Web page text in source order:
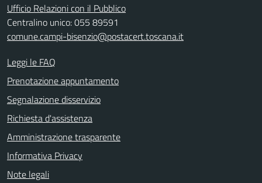
Ufficio Relazioni con il Pubblico
Centralino unico: 055 89591
comune.campi-bisenzio@postacert.toscana.it
Leggi le FAQ
Prenotazione appuntamento
Segnalazione disservizio
Richiesta d'assistenza
Amministrazione trasparente
Informativa Privacy
Note legali